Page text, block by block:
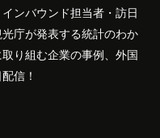
ンバウンド担当者・訪日
庁が発表する統計のわか
り組む企業の事例、外国
信！